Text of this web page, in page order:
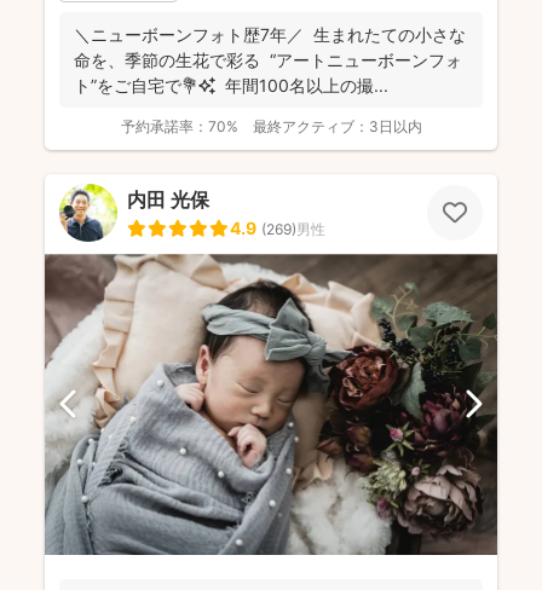
＼ニューボーンフォト歴7年／ 生まれたての小さな
命を、季節の生花で彩る “アートニューボーンフォ
ト”をご自宅で💐✨ 年間100名以上の撮...
予約承諾率： 70% 最終アクティブ： 3日以内
内田 光保
4.9 (269)男性